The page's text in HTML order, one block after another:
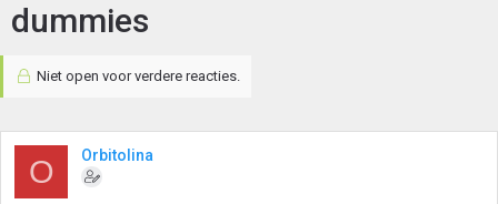
dummies
Niet open voor verdere reacties.
O Orbitolina